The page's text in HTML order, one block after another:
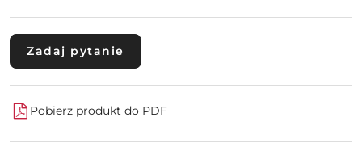
Zadaj pytanie
Pobierz produkt do PDF